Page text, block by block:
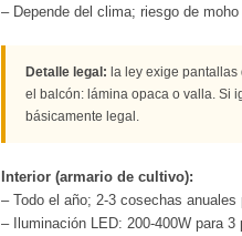
– Depende del clima; riesgo de
Detalle legal: la ley exige
el balcón: lámina opaca o valla. Si
básicamente legal.
Interior (armario de cultivo):
– Todo el año; 2-3 cosechas anuales
– Iluminación LED: 200-400W para